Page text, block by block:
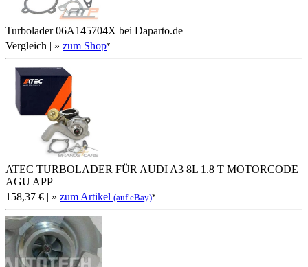
Turbolader 06A145704X bei Daparto.de
Vergleich | » zum Shop*
ATEC TURBOLADER FÜR AUDI A3 8L 1.8 T MOTORCODE
AGU APP
158,37 € | » zum Artikel (auf eBay)*